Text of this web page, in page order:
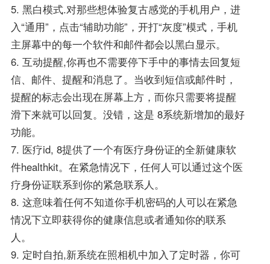
5. 黑白模式.对那些想体验复古感觉的手机用户，进
入“通用”，点击“辅助功能”，开打“灰度”模式，手机
主屏幕中的每一个软件和邮件都会以黑白显示。
6. 互动提醒,你再也不需要停下手中的事情去回复短
信、邮件、提醒和消息了。当收到短信或邮件时，
提醒的标志会出现在屏幕上方，而你只需要将提醒
滑下来就可以回复。没错，这是 8系统新增加的最好
功能。
7. 医疗id, 8提供了一个有医疗身份证的全新健康软
件healthkit。在紧急情况下，任何人可以通过这个医
疗身份证联系到你的紧急联系人。
8. 这意味着任何不知道你手机密码的人可以在紧急
情况下立即获得你的健康信息或者通知你的联系
人。
9. 定时自拍,新系统在照相机中加入了定时器，你可